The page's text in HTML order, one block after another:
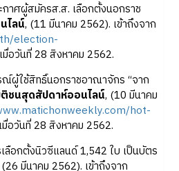
กาศผู้สมัครส.ส. เลือกตั้งนอกราช
ไลน์, (11 มีนาคม 2562). เข้าถึงจาก
election-
มื่อวันที่ 28 สิงหาคม 2562.
ณ์ผู้ใช้สิทธิ์นอกราชอาณาจักร “จาก
ชนสุดสัปดาห์ออนไลน์, (10 มีนาคม
hot-
มื่อวันที่ 28 สิงหาคม 2562.
ลือกตั้งนิวซีแลนด์ 1,542 ใบ เป็นบัตร
มีนาคม 2562). เข้าถึงจาก